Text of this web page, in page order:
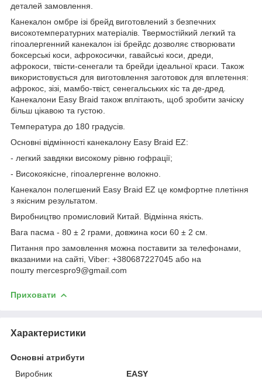
деталей замовлення.
Канекалон омбре ізі брейд виготовлений з безпечних
високотемпературних матеріалів. Твермостійкий легкий та
гіпоалергенний канекалон ізі брейдс дозволяє створювати
боксерські коси, афрокосички, гавайські коси, дреди,
афрокоси, твісти-сенегали та брейди ідеальної краси. Також
використовується для виготовлення заготовок для вплетення:
афрокос, зізі, мамбо-твіст, сенегальських кіс та де-дред.
Канекалони Easy Braid також вплітають, щоб зробити зачіску
більш цікавою та густою.
Температура до 180 градусів.
Основні відмінності канекалону Easy Braid EZ:
- легкий завдяки високому рівню гофрації;
- Високоякісне, гіпоалергенне волокно.
Канекалон полегшений Easy Braid EZ це комфортне плетіння
з якісним результатом.
Виробництво промисловий Китай. Відмінна якість.
Вага пасма - 80 ± 2 грами, довжина коси 60 ± 2 см.
Питання про замовлення можна поставити за телефонами,
вказаними на сайті, Viber: +380687227045 або на
пошту mercespro9@gmail.com
Приховати
Характеристики
Основні атрибути
Виробник
EASY